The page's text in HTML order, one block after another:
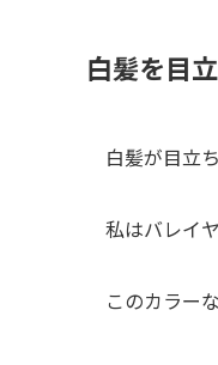
白髪を目
白髪が目立
私はバレイ
このカラー